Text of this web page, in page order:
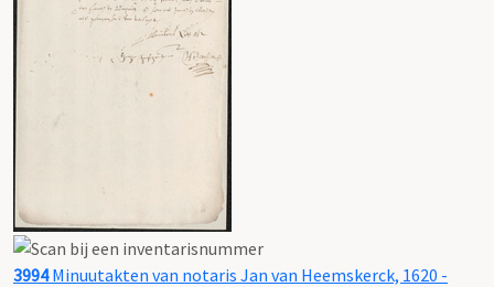
3994Minuutakten van notaris Jan van Heemskerck, 1620 -